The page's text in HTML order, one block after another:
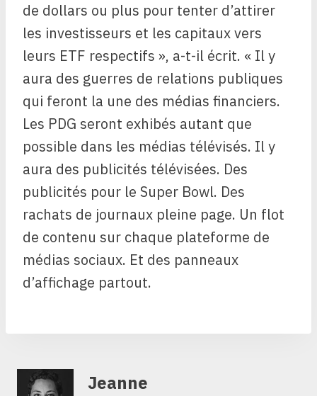
de dollars ou plus pour tenter d’attirer
les investisseurs et les capitaux vers
leurs ETF respectifs », a-t-il écrit. « Il y
aura des guerres de relations publiques
qui feront la une des médias financiers.
Les PDG seront exhibés autant que
possible dans les médias télévisés. Il y
aura des publicités télévisées. Des
publicités pour le Super Bowl. Des
rachats de journaux pleine page. Un flot
de contenu sur chaque plateforme de
médias sociaux. Et des panneaux
d’affichage partout.
Jeanne